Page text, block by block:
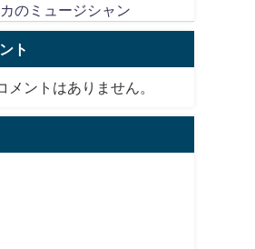
のミュージシャン
ト
メントはありません。